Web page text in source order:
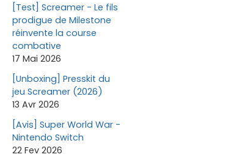
[Test] Screamer - Le fils
prodigue de Milestone
réinvente la course
combative
17 Mai 2026
[Unboxing] Presskit du
jeu Screamer (2026)
13 Avr 2026
[Avis] Super World War -
Nintendo Switch
22 Fev 2026